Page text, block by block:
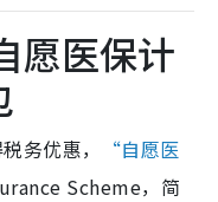
愿医保计
务优惠，
“自愿医
Scheme，简